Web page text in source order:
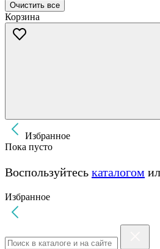
Очистить все
Корзина
Избранное
Пока пусто
Воспользуйтесь каталогом
Избранное